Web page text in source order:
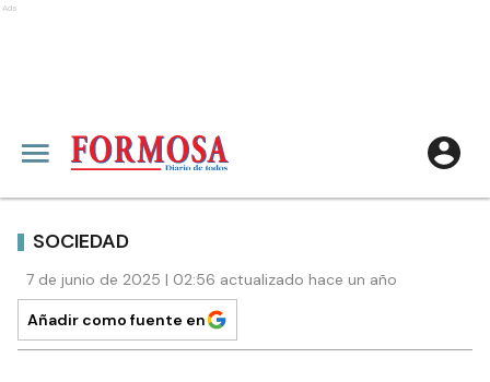
Ads
SOCIEDAD
7 de junio de 2025 | 02:56 actualizado hace un año
Añadir como fuente en